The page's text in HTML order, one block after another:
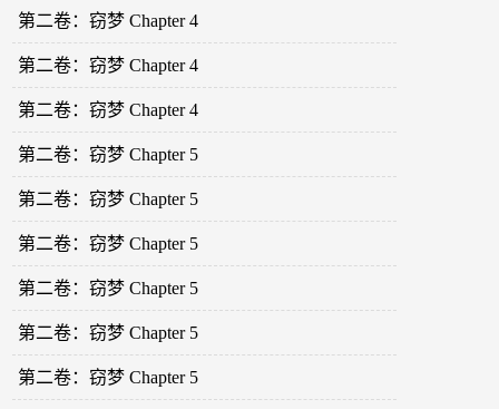
第二卷：窃梦 Chapter 4
第二卷：窃梦 Chapter 4
第二卷：窃梦 Chapter 4
第二卷：窃梦 Chapter 5
第二卷：窃梦 Chapter 5
第二卷：窃梦 Chapter 5
第二卷：窃梦 Chapter 5
第二卷：窃梦 Chapter 5
第二卷：窃梦 Chapter 5